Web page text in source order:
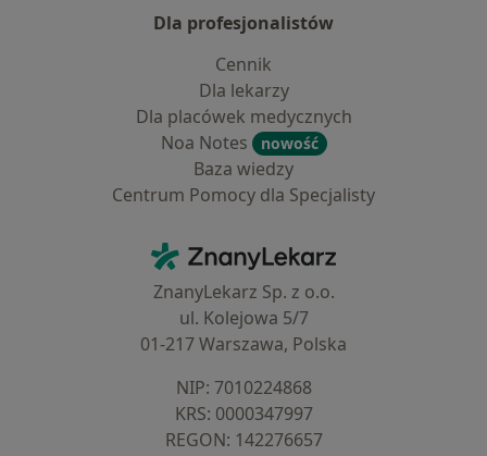
Dla profesjonalistów
Cennik
Dla lekarzy
Dla placówek medycznych
Noa Notes
nowość
Baza wiedzy
Centrum Pomocy dla Specjalisty
ZnanyLekarz - Strona główna
ZnanyLekarz Sp. z o.o.
ul. Kolejowa 5/7
01-217 Warszawa, Polska
NIP: ⁠7010224868
KRS: ⁠0000347997
REGON: ⁠142276657